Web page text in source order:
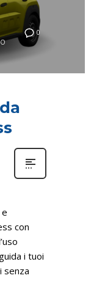
0
con
i tuoi
senza